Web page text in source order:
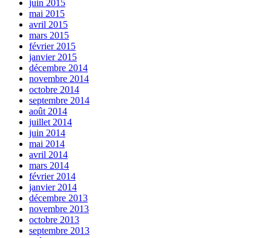
juin 2015
mai 2015
avril 2015
mars 2015
février 2015
janvier 2015
décembre 2014
novembre 2014
octobre 2014
septembre 2014
août 2014
juillet 2014
juin 2014
mai 2014
avril 2014
mars 2014
février 2014
janvier 2014
décembre 2013
novembre 2013
octobre 2013
septembre 2013